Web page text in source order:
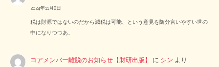
2024年11月8日
税は財源ではないのだから減税は可能、という意見を随分言いやすい世の
中になりつつあ…
コアメンバー離脱のお知らせ【財研出版】 に シン より